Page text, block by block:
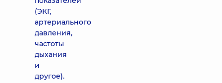
(ЭКГ,
артериального
давления,
частоты
дыхания
и
другое).